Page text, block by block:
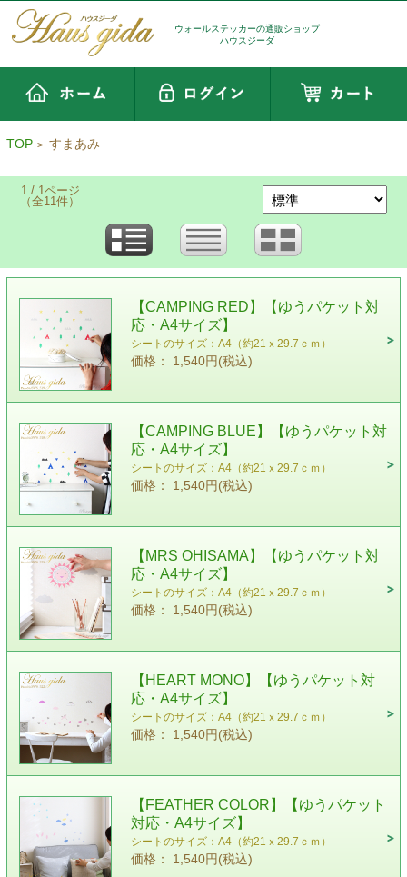
ウォールステッカーの通販ショップ
ハウスジーダ
TOP > すまあみ
1 / 1ページ
（全11件）
【CAMPING RED】【ゆうパケット対
応・A4サイズ】
シートのサイズ：A4（約21ｘ29.7ｃｍ）
価格： 1,540円(税込)
【CAMPING BLUE】【ゆうパケット対
応・A4サイズ】
シートのサイズ：A4（約21ｘ29.7ｃｍ）
価格： 1,540円(税込)
【MRS OHISAMA】【ゆうパケット対
応・A4サイズ】
シートのサイズ：A4（約21ｘ29.7ｃｍ）
価格： 1,540円(税込)
【HEART MONO】【ゆうパケット対
応・A4サイズ】
シートのサイズ：A4（約21ｘ29.7ｃｍ）
価格： 1,540円(税込)
【FEATHER COLOR】【ゆうパケット
対応・A4サイズ】
シートのサイズ：A4（約21ｘ29.7ｃｍ）
価格： 1,540円(税込)